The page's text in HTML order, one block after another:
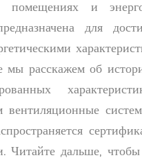
помещениях и
для
мы расскажем об
вентиляционные
Читайте дальше,